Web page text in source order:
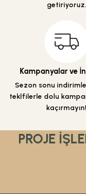
getiriyoruz.
Kampanyalar ve
Sezon sonu
teklfilerle dolu
kaçırmayın!
PROJE